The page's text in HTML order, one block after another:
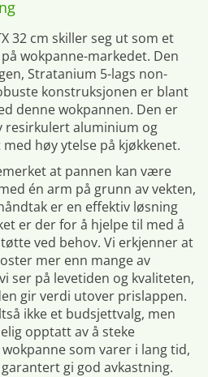
32 cm skiller seg ut som et
wokpanne-markedet. Den
Stratanium 5-lags non-
konstruksjonen er blant
denne wokpannen. Den er
resirkulert aluminium og
høy ytelse på kjøkkenet.
at pannen kan være
én arm på grunn av vekten,
er en effektiv løsning
er der for å hjelpe til med å
ved behov. Vi erkjenner at
mer enn mange av
ser på levetiden og kvaliteten,
gir verdi utover prislappen.
ikke et budsjettvalg, men
opptatt av å steke
som varer i lang tid,
gi god avkastning.